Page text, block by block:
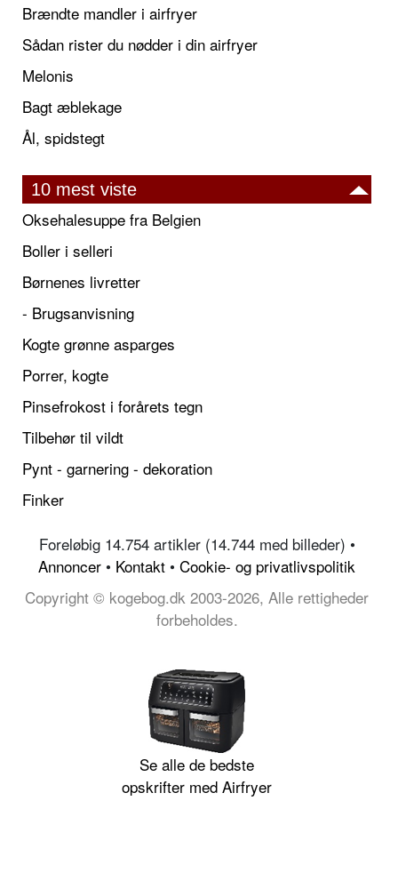
Brændte mandler i airfryer
Sådan rister du nødder i din airfryer
Melonis
Bagt æblekage
Ål, spidstegt
10 mest viste
Oksehalesuppe fra Belgien
Boller i selleri
Børnenes livretter
- Brugsanvisning
Kogte grønne asparges
Porrer, kogte
Pinsefrokost i forårets tegn
Tilbehør til vildt
Pynt - garnering - dekoration
Finker
Foreløbig 14.754 artikler (14.744 med billeder) •
Annoncer • Kontakt • Cookie- og privatlivspolitik
Copyright © kogebog.dk 2003-2026, Alle rettigheder
forbeholdes.
Se alle de bedste
opskrifter med Airfryer